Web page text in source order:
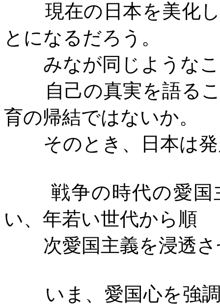
現在の日本を美化
とになるだろう。
みなが同じような
自己の真実を語る
育の帰結ではないか。
そのとき、日本は
戦争の時代の愛
い、年若い世代から順
次愛国主義を浸透
いま、愛国心を強